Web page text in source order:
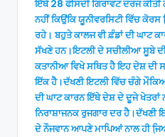
ਇੱਥੇ 28 ਫੀਸਦੀ ਗਿਰਾਵਟ ਦਰਜ
ਨਹੀਂ ਕਿਉਂਕਿ ਯੂਨੀਵਰਸਿਟੀ ਵਿੱਚ
ਰਹੇ। ਬਹੁਤੇ ਕਾਲਜ ਵੀ ਫ਼ੰਡਾਂ ਦੀ ਘਾਟ
ਸੱਖਣੇ ਹਨ।ਇਟਲੀ ਦੇ ਸਚੀਲੀਆ ਸੂਬੇ ਦੀ
ਕਤਾਨੀਆ ਵਿਖੇ ਸਥਿਤ ਹੈ ਇਹ ਦੇਸ਼ ਦੀ
ਇੱਕ ਹੈ।ਦੱਖਣੀ ਇਟਲੀ ਵਿੱਚ ਚੰਗੇ
ਦੀ ਘਾਟ ਕਾਰਨ ਇੱਥੇ ਦੇਸ਼ ਦੇ ਦੂਜੇ ਖੇਤਰਾਂ
ਨਿਰਾਸ਼ਾਜਨਕ ਰੁਜਗਾਰ ਦਰ ਹੈ।ਦੱਖਣੀ
ਦੇ ਨੌਜਵਾਨ ਆਪਣੇ ਮਾਪਿਆਂ ਨਾਲ ਹੀ